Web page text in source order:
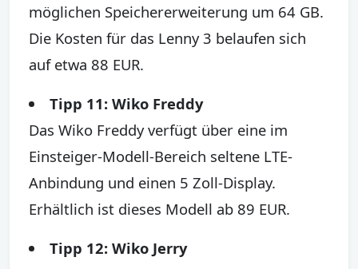
möglichen Speichererweiterung um 64 GB.
Die Kosten für das Lenny 3 belaufen sich
auf etwa 88 EUR.
Tipp 11: Wiko Freddy
Das Wiko Freddy verfügt über eine im
Einsteiger-Modell-Bereich seltene LTE-
Anbindung und einen 5 Zoll-Display.
Erhältlich ist dieses Modell ab 89 EUR.
Tipp 12: Wiko Jerry